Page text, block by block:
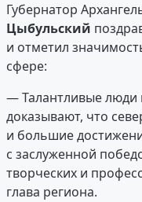
Губернатор
Цыбульский
и отметил
сфере:
— Талантливые люди
доказывают, что
и большие
с заслуженной
творческих и
глава региона.